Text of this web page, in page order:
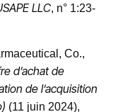
LLC, n° 1:23-
Co.,
d’achat de
de l’acquisition
(11 juin 2024),